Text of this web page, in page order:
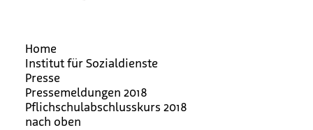
Home
Institut für Sozialdienste
Presse
Pressemeldungen 2018
Pflich­schul­ab­schluss­kurs 2018
nach oben